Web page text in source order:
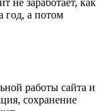
год, а потом
работы сайта и
сохранение